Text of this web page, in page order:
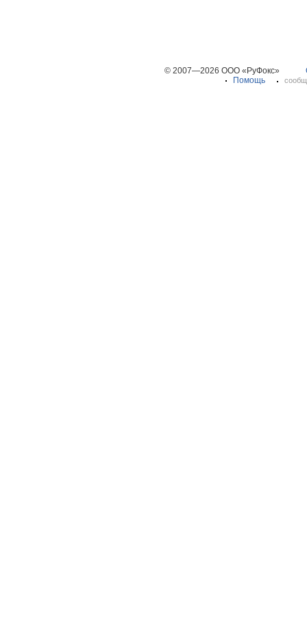
© 2007—2026 ООО «РуФокс»
Помощь